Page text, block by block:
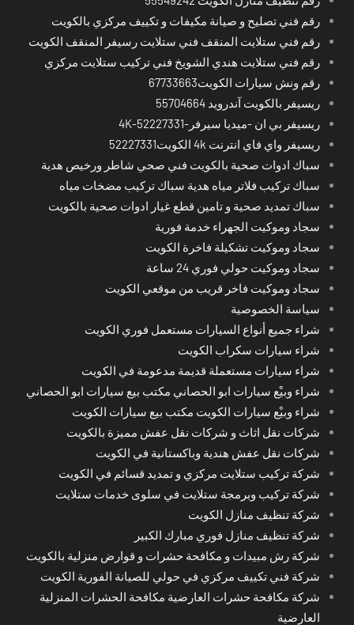
رقم فني تصليح و صيانة مكيفات و تكييف مركزي بالكويت
رقم فني ستلايت المنقف فني ستلايت رسيفر المنقف الكويت
رقم فني ستلايت هندي الشويخ فني تركيب ستلايت مركزي
رقم ونش سيارات الكويت67733663
ريسيفر بالكويت آندرويد 55704664
ريسيفر بي ان -ميديا سيرفر-4K-52227331
ريسيفر واي فاي انترنت 4k الكويت52227331
سباك ادوات صحية بالكويت فني صحي شاطر ورخيص هدية
سباك تركيب فلاتر مياه هدية سباك تركيب مضخات مياه
سباك تمديد صحية و تامين قطع غيار ادوات صحية بالكويت
سجاد وموكيت الجهراء خدمة فورية
سجاد وموكيت تشكيلة فاخرة الكويت
سجاد وموكيت حولي فوري 24 ساعة
سجاد وموكيت فاخر قريب من موقعي الكويت
سياسة الخصوصية
شراء جميع أنواع السيارات مستعمل فوري الكويت
شراء سيارات سكراب الكويت
شراء سيارات مستعملة قديمة مدعومة في الكويت
شراء وبيْع سيارات ابو الحصاني مكتب بيع سيارات ابو الحصاني
شراء وبيْع سيارات الكويت مكتب بيع سيارات الكويت
شركات نقل اثاث و شركات نقل عفش مميزة بالكويت
شركات نقل عفش هندية وباكستانية في الكويت
شركة تركيب ستلايت مركزي و تمديد قسائم في الكويت
شركة تركيب وبرمجة ستلايت في سلوى خدمات ستلايت
شركة تنظيف منازل الكويت
شركة تنظيف منازل فوري مبارك الكبير
شركة رش مبيدات و مكافحة حشرات و قوارض منزلية بالكويت
شركة فني تكييف مركزي في حولي للصيانة الفورية الكويت
شركة مكافحة حشرات العارضية مكافحة الحشرات المنزلية
العارضية